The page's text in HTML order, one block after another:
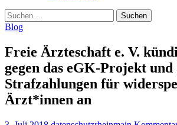
Suchen
nach:
Blog
Freie Ärzteschaft e. V.
gegen das eGK-Projekt und
Strafzahlungen für
Ärzt*innen an